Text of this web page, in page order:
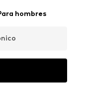
hombres